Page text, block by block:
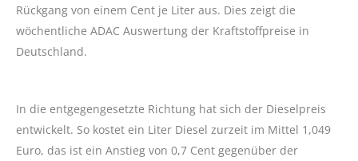
Rückgang von einem Cent je Liter aus. Dies zeigt die
wöchentliche ADAC Auswertung der Kraftstoffpreise in
Deutschland.
In die entgegengesetzte Richtung hat sich der Dieselpreis
entwickelt. So kostet ein Liter Diesel zurzeit im Mittel 1,049
Euro, das ist ein Anstieg von 0,7 Cent gegenüber der